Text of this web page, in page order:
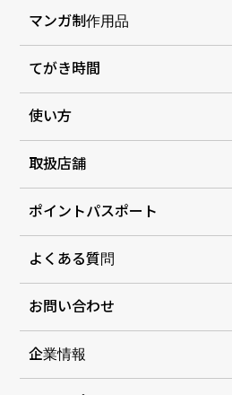
マンガ制作用品
てがき時間
使い方
取扱店舗
ポイントパスポート
よくある質問
お問い合わせ
企業情報